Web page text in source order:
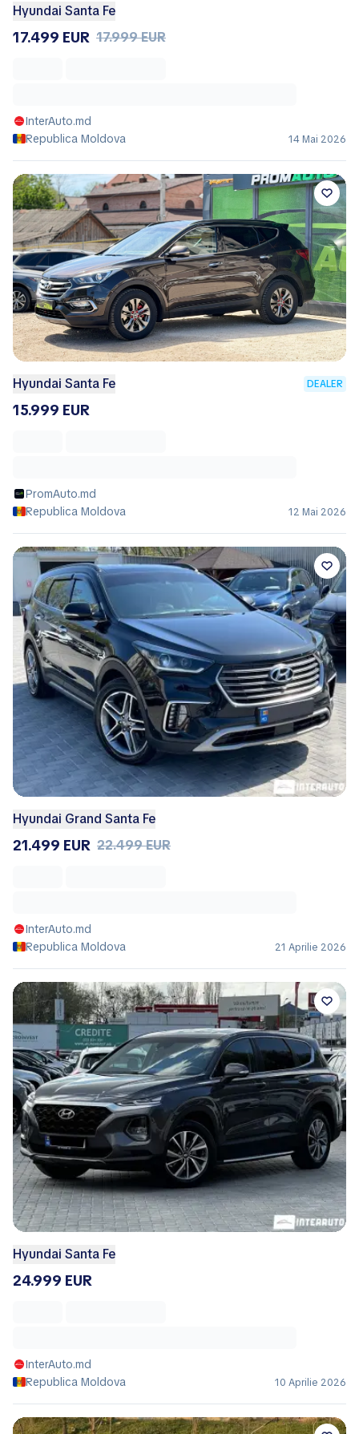
Hyundai Santa Fe
17.499 EUR 17.999 EUR
InterAuto.md
Republica Moldova
14 Mai 2026
Hyundai Santa Fe DEALER
15.999 EUR
PromAuto.md
Republica Moldova
12 Mai 2026
Hyundai Grand Santa Fe
21.499 EUR 22.499 EUR
InterAuto.md
Republica Moldova
21 Aprilie 2026
Hyundai Santa Fe
24.999 EUR
InterAuto.md
Republica Moldova
10 Aprilie 2026